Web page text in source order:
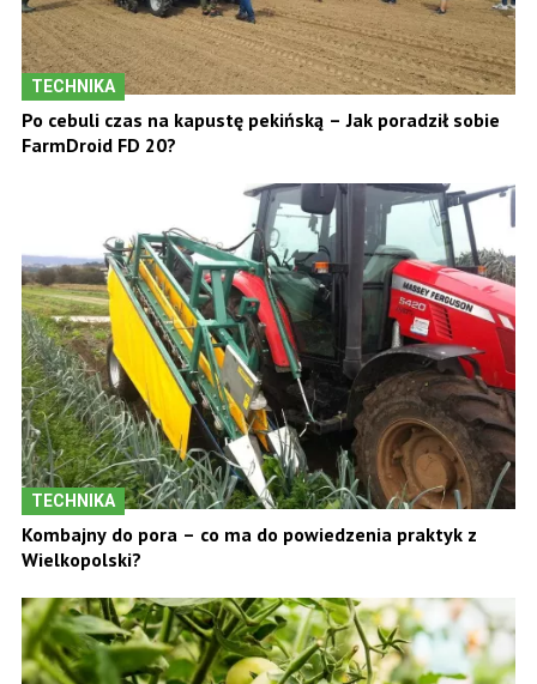
TECHNIKA
Po cebuli czas na kapustę pekińską – Jak poradził sobie
FarmDroid FD 20?
TECHNIKA
Kombajny do pora – co ma do powiedzenia praktyk z
Wielkopolski?